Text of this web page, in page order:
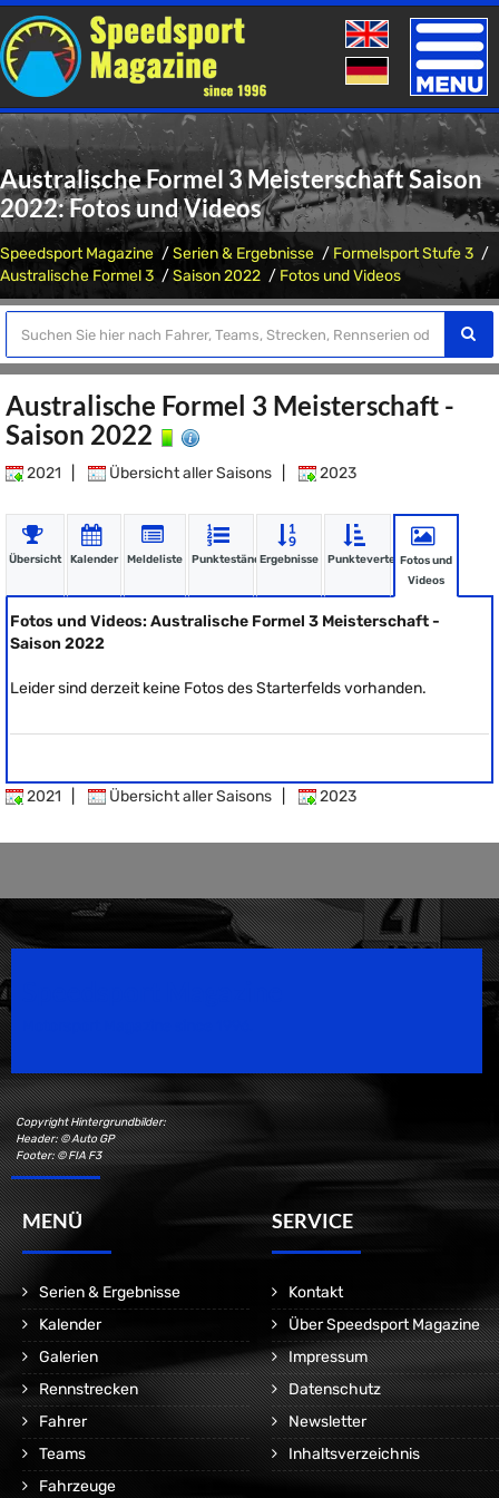
Toggle
Australische Formel 3 Meisterschaft Saison
2022: Fotos und Videos
Speedsport Magazine Serien & Ergebnisse
Formelsport Stufe 3
Australische Formel 3
Saison 2022 Fotos und Videos
Australische Formel 3 Meisterschaft -
Saison 2022
2021 Übersicht aller Saisons 2023
Übersicht Kalender Meldeliste PunkteständeErgebnisse PunkteverteilungFotos und
Videos
Fotos und Videos: Australische Formel 3 Meisterschaft -
Saison 2022
Leider sind derzeit keine Fotos des Starterfelds vorhanden.
2021 Übersicht aller Saisons 2023
Copyright Hintergrundbilder:
Header: © Auto GP
Footer: © FIA F3
MENÜ
Serien & Ergebnisse
Kalender
Galerien
Rennstrecken
Fahrer
Teams
Fahrzeuge
SERVICE
Kontakt
Über Speedsport Magazine
Impressum
Datenschutz
Newsletter
Inhaltsverzeichnis